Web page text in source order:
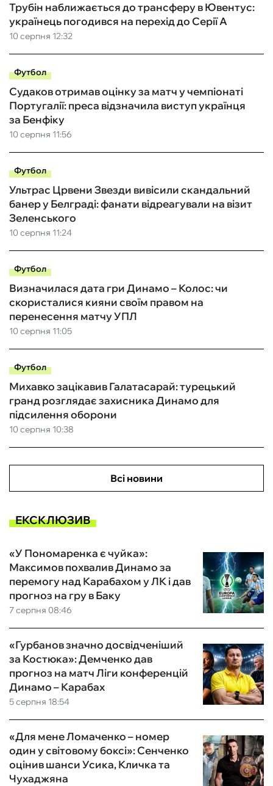
10 серпня 12:32
Трубін наближається до трансферу в Ювентус:
українець погодився на перехід до Серії А
Футбол
10 серпня 11:56
Судаков отримав оцінку за матч у чемпіонаті
Португалії: преса відзначила виступ українця
за Бенфіку
Футбол
10 серпня 11:24
Ультрас Црвени Звезди вивісили скандальний
банер у Белграді: фанати відреагували на візит
Зеленського
Футбол
10 серпня 11:05
Визначилася дата гри Динамо – Колос: чи
скористалися кияни своїм правом на
перенесення матчу УПЛ
Футбол
10 серпня 10:38
Михавко зацікавив Галатасарай: турецький
гранд розглядає захисника Динамо для
підсилення оборони
Всі новини
ЕКСКЛЮЗИВ
7 серпня 08:46
«У Пономаренка є чуйка»:
Максимов похвалив Динамо за
перемогу над Карабахом у ЛК і дав
прогноз на гру в Баку
5 серпня 18:54
«Гурбанов значно досвідченіший
за Костюка»: Демченко дав
прогноз на матч Ліги конференцій
Динамо – Карабах
«Для мене Ломаченко – номер
один у світовому боксі»: Сенченко
оцінив шанси Усика, Кличка та
Чухаджяна